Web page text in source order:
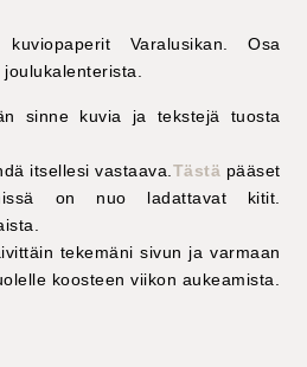
Varalusikan. Osa
sinne kuvia ja tekstejä tuosta
itsellesi vastaava. Tästä pääset
on nuo ladattavat kitit.
tekemäni sivun ja varmaan
koosteen viikon aukeamista.